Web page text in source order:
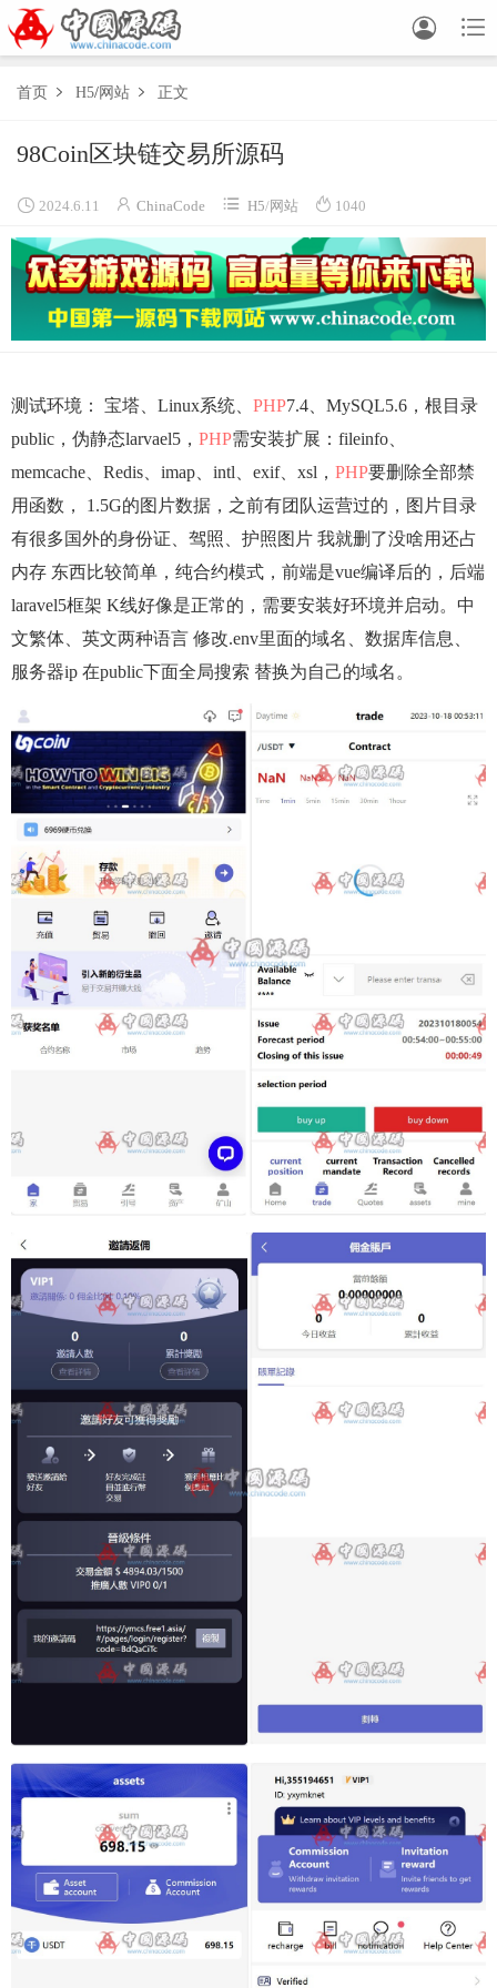


首页  H5/网站  正文
98Coin区块链交易所源码
 2024.6.11  ChinaCode  H5/网站  1040
测试环境： 宝塔、Linux系统、 PHP7.4、MySQL5.6，根目录
public，伪静态larvael5， PHP需安装扩展：fileinfo、
memcache、Redis、imap、intl、exif、xsl， PHP要删除全部禁
用函数， 1.5G的图片数据，之前有团队运营过的，图片目录
有很多国外的身份证、驾照、护照图片 我就删了没啥用还占
内存 东西比较简单，纯合约模式，前端是vue编译后的，后端
laravel5框架 K线好像是正常的，需要安装好环境并启动。中
文繁体、英文两种语言 修改.env里面的域名、数据库信息、
服务器ip 在public下面全局搜索 替换为自己的域名。